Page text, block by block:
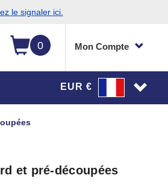
le signaler ici.
0 Mon Compte
EUR €
et pré-découpées